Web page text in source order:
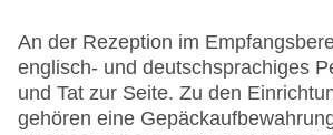
An der Rezeption im
englisch- und deutschsprachiges
und Tat zur Seite. Zu den
gehören eine